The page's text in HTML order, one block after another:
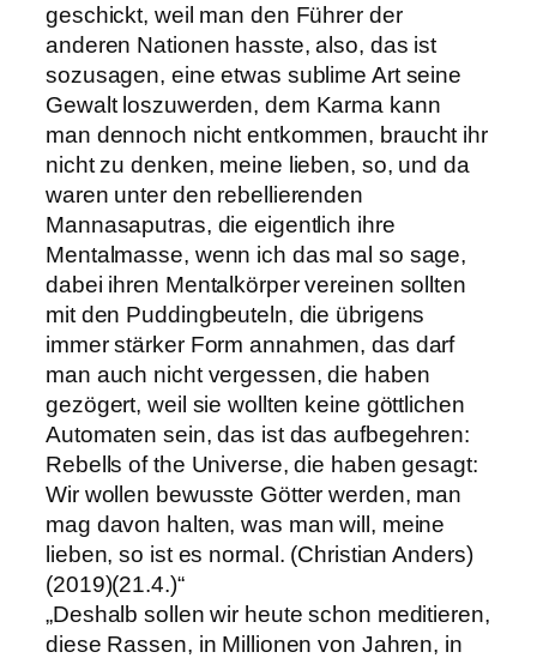
geschickt, weil man den Führer der
anderen Nationen hasste, also, das ist
sozusagen, eine etwas sublime Art seine
Gewalt loszuwerden, dem Karma kann
man dennoch nicht entkommen, braucht ihr
nicht zu denken, meine lieben, so, und da
waren unter den rebellierenden
Mannasaputras, die eigentlich ihre
Mentalmasse, wenn ich das mal so sage,
dabei ihren Mentalkörper vereinen sollten
mit den Puddingbeuteln, die übrigens
immer stärker Form annahmen, das darf
man auch nicht vergessen, die haben
gezögert, weil sie wollten keine göttlichen
Automaten sein, das ist das aufbegehren:
Rebells of the Universe, die haben gesagt:
Wir wollen bewusste Götter werden, man
mag davon halten, was man will, meine
lieben, so ist es normal. (Christian Anders)
(2019)(21.4.)“
„Deshalb sollen wir heute schon meditieren,
diese Rassen, in Millionen von Jahren, in